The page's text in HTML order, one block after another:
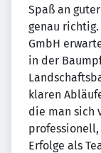
Spaß an
genau
GmbH
in der
klaren
die man sich
Erfolge als